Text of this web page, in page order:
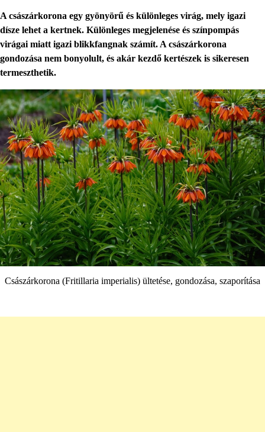
A császárkorona egy gyönyörű és különleges virág, mely igazi
dísze lehet a kertnek. Különleges megjelenése és színpompás
virágai miatt igazi blikkfangnak számít. A császárkorona
gondozása nem bonyolult, és akár kezdő kertészek is sikeresen
termeszthetik.
Császárkorona (Fritillaria imperialis) ültetése, gondozása, szaporítása